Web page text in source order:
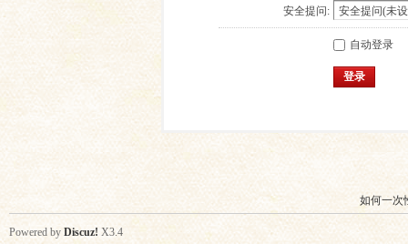
安全提问:
自动登录
登录
如何一次
Powered by Discuz! X3.4